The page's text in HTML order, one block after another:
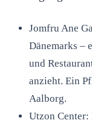
Jomfru Ane
Dänemarks –
und
anzieht. Ein
Aalborg.
Utzon